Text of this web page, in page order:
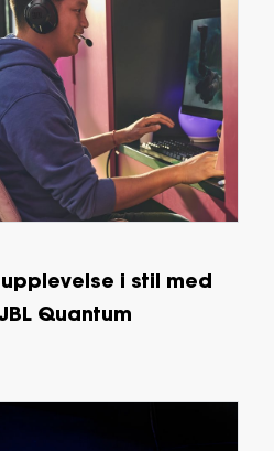
i stil med
Quantum